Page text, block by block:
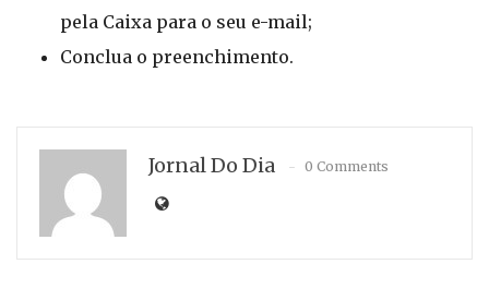
pela Caixa para o seu e-mail;
Conclua o preenchimento.
Jornal Do Dia 0 Comments